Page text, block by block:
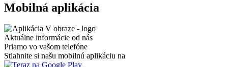
Mobilná aplikácia
Aktuálne informácie od nás
Priamo vo vašom telefóne
Stiahnite si našu mobilnú aplikáciu na